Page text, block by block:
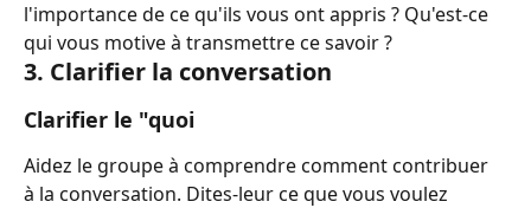
l'importance de ce qu'ils vous ont appris ? Qu'est-ce
qui vous motive à transmettre ce savoir ?
3. Clarifier la conversation
Clarifier le "quoi
Aidez le groupe à comprendre comment contribuer
à la conversation. Dites-leur ce que vous voulez